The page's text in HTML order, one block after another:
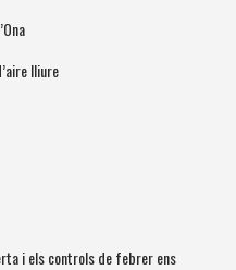
lliure
i els controls de febrer ens